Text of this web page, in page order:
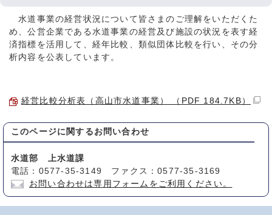
水道事業の経営状況について皆さまのご理解をいただくた
め、公営企業である水道事業の経営及び施設の状況を表す経
済指標を活用して、経年比較、類似団体比較を行い、その分
析内容を公表しています。
経営比較分析表（高山市水道事業） （PDF 184.7KB）
このページに関する お問い合わせ
水道部 上水道課
電話：0577-35-3149 ファクス：0577-35-3169
お問い合わせは専用フォームをご利用ください。